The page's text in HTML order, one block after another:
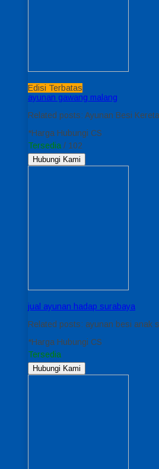
Edisi Terbatas
ayunan gawang malang
Related posts: Ayunan Besi
*Harga Hubungi CS
Tersedia / 102
Hubungi Kami
jual ayunan hadap surabaya
Related posts: ayunan besi anak
*Harga Hubungi CS
Tersedia
Hubungi Kami